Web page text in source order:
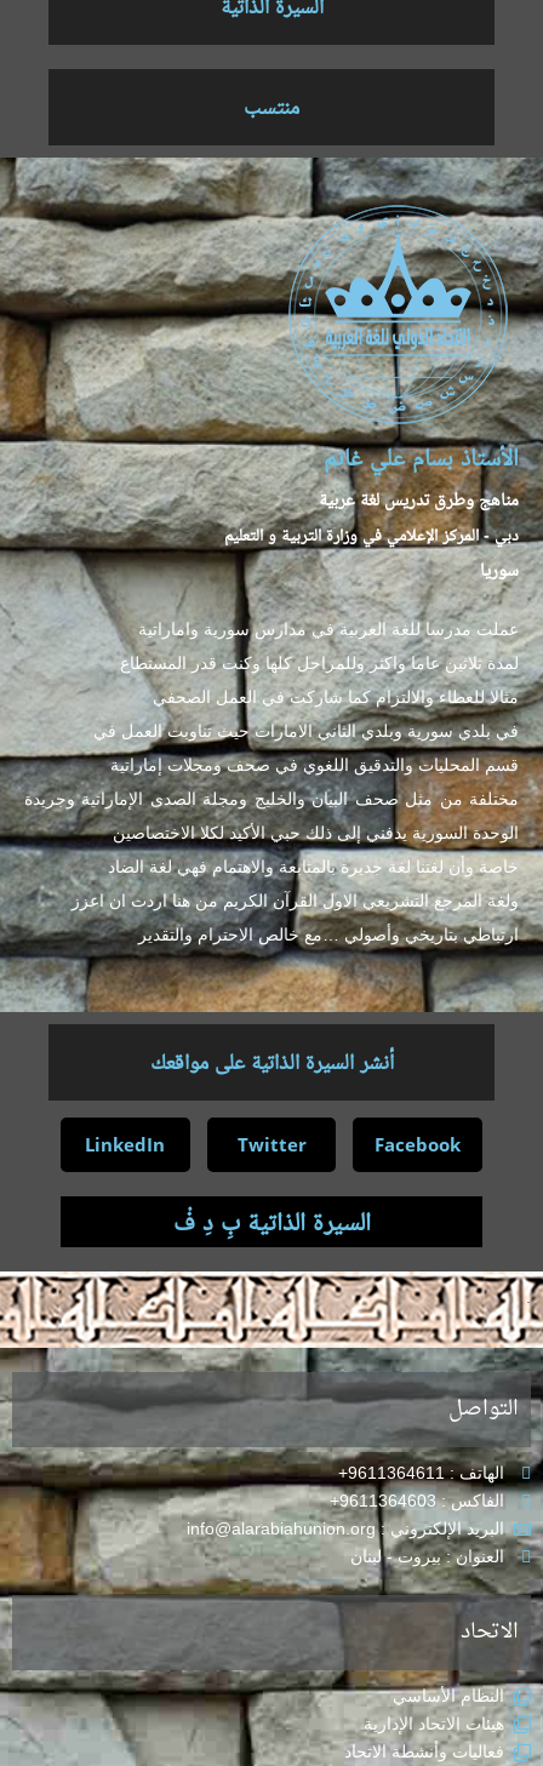
السيرة الذاتية
منتسب
الأستاذ بسام علي غانم
مناهج وطرق تدريس لغة عربية
دبي - المركز الإعلامي في وزارة التربية و التعليم
سوريا
عملت مدرسا للغة العربية في مدارس سورية واماراتية
لمدة ثلاثين عاما واكثر وللمراحل كلها وكنت قدر المستطاع
مثالا للعطاء والالتزام كما شاركت في العمل الصحفي
في بلدي سورية وبلدي الثاني الامارات حيث تناوبت العمل في
قسم المحليات والتدقيق اللغوي في صحف ومجلات إماراتية
مختلفة من مثل صحف البيان والخليج ومجلة الصدى الإماراتية وجريدة
الوحدة السورية يدفني إلى ذلك حبي الأكيد لكلا الاختصاصين
خاصة وأن لغتنا لغة جديرة بالمتابعة والاهتمام فهي لغة الضاد
ولغة المرجع التشريعي الاول القرآن الكريم من هنا اردت ان اعزز
ارتباطي بتاريخي وأصولي …مع خالص الاحترام والتقدير
أنشر السيرة الذاتية على مواقعك
Facebook
Twitter
LinkedIn
السيرة الذاتية بِ دِ فْ
.
التواصل
الهاتف : 9611364611+
الفاكس : 9611364603+
البريد الإلكتروني : info@alarabiahunion.org
العنوان : بيروت - لبنان
الاتحاد
النظام الأساسي
هيئات الاتحاد الإدارية
فعاليات وأنشطة الاتحاد